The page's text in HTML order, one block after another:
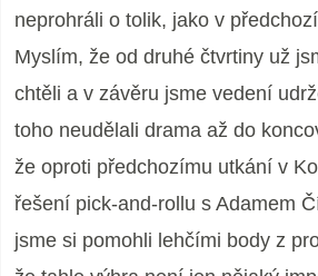
neprohráli o tolik, jako v
Myslím, že od druhé čtvrtiny už
chtěli a v závěru jsme vedení
toho neudělali drama až do
že oproti předchozímu utkání v
řešení pick-and-rollu s Adamem
jsme si pomohli lehčími body z